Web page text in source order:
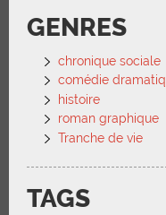
GENRES
chronique sociale
comédie
histoire
roman graphique
Tranche de vie
TAGS